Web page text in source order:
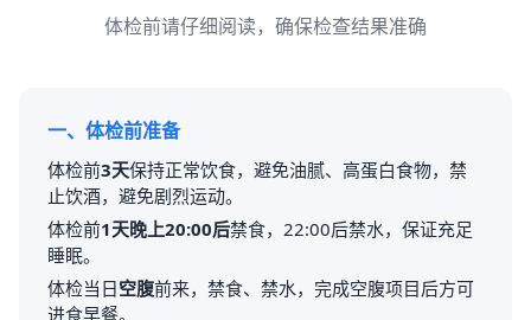
体检前请仔细阅读，确保检查结果准确
一、体检前准备
体检前3天保持正常饮食，避免油腻、高蛋白食物，禁
止饮酒，避免剧烈运动。
体检前1天晚上20:00后禁食，22:00后禁水，保证充足
睡眠。
体检当日空腹前来，禁食、禁水，完成空腹项目后方可
进食早餐。